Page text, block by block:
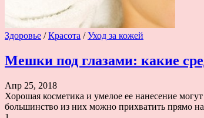
Здоровье /Красота /Уход за кожей
Мешки под глазами: какие
Апр 25, 2018
Хорошая косметика и умелое ее нанесение
большинство из них можно прихватить прямо